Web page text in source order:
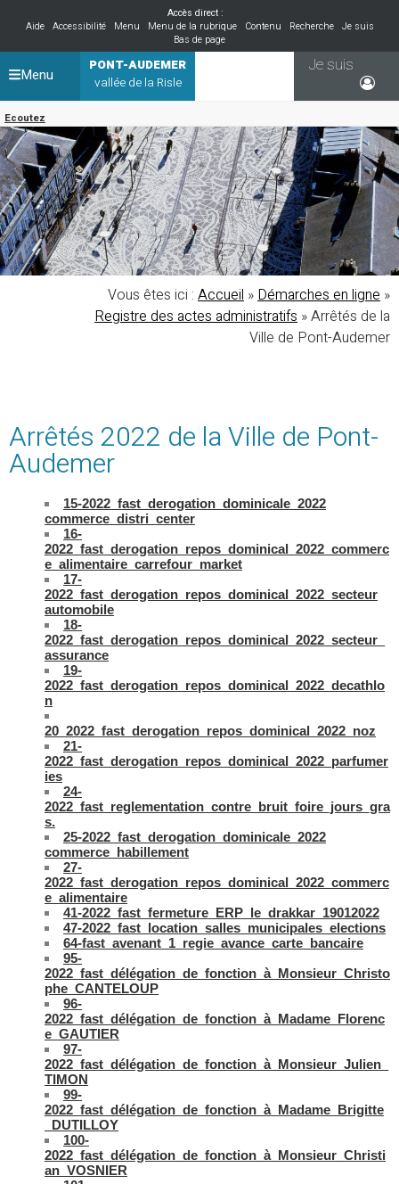
Accès direct :
Aide
Accessibilité Menu Menu de la rubrique Contenu Recherche
Je suis
Bas de page
PONT-AUDEMER
vallée de la Risle
Ecoutez
Je suis
Menu
Vous êtes ici : Accueil »Démarches en ligne »
Registre des actes administratifs »Arrêtés de la
Ville de Pont-Audemer
Arrêtés 2022 de la Ville de Pont-
Audemer
15-2022_fast_derogation_dominicale_2022
commerce_distri_center
16-
2022_fast_derogation_repos_dominical_2022_commerc
e_alimentaire_carrefour_market
17-
2022_fast_derogation_repos_dominical_2022_secteur
automobile
18-
2022_fast_derogation_repos_dominical_2022_secteur_
assurance
19-
2022_fast_derogation_repos_dominical_2022_decathlo
n
20_2022_fast_derogation_repos_dominical_2022_noz
21-
2022_fast_derogation_repos_dominical_2022_parfumer
ies
24-
2022_fast_reglementation_contre_bruit_foire_jours_gra
s.
25-2022_fast_derogation_dominicale_2022
commerce_habillement
27-
2022_fast_derogation_repos_dominical_2022_commerc
e_alimentaire
41-2022_fast_fermeture_ERP_le_drakkar_19012022
47-2022_fast_location_salles_municipales_elections
64-fast_avenant_1_regie_avance_carte_bancaire
95-
2022_fast_délégation_de_fonction_à_Monsieur_Christo
phe_CANTELOUP
96-
2022_fast_délégation_de_fonction_à_Madame_Florenc
e_GAUTIER
97-
2022_fast_délégation_de_fonction_à_Monsieur_Julien_
TIMON
99-
2022_fast_délégation_de_fonction_à_Madame_Brigitte
_DUTILLOY
100-
2022_fast_délégation_de_fonction_à_Monsieur_Christi
an_VOSNIER